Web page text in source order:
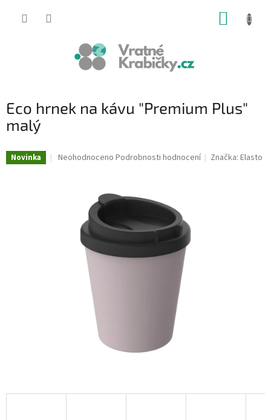
Eco hrnek na kávu "Premium Plus"
malý
Novinka
Průměrné
hvězdiček.
Neohodnoceno Podrobnosti hodnocení Značka:Elasto